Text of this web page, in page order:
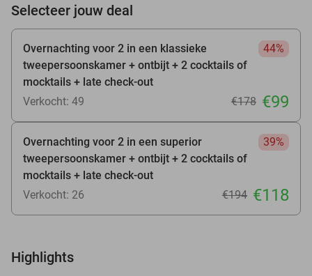
Selecteer jouw deal
Overnachting voor 2 in een klassieke
tweepersoonskamer + ontbijt + 2 cocktails of
mocktails + late check-out
44%
Verkocht: 49 €178 €99
Overnachting voor 2 in een superior
tweepersoonskamer + ontbijt + 2 cocktails of
mocktails + late check-out
39%
Verkocht: 26 €194 €118
Highlights